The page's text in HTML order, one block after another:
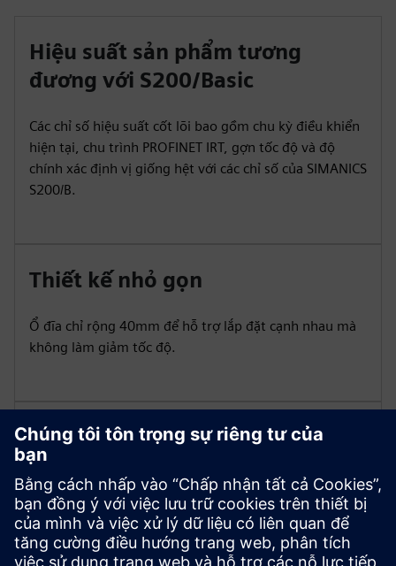
Hiệu suất sản phẩm tương
đương với S200/Basic
Các chỉ số hiệu suất cốt lõi bao gồm chu kỳ điều khiển
hiện tại, chu trình PROFINET IRT, gợn tốc độ và độ
chính xác định vị giống hệt với các chỉ số của SIMANICS
S200/B.
Thiết kế nhỏ gọn
Ổ đĩa chỉ rộng 40mm để hỗ trợ lắp đặt cạnh nhau mà
không làm giảm tốc độ.
Tương thích với nhiều loại động
cơ
S200C tương thích với động cơ 1FL1 và 1FL2. Các tùy
chọn bộ mã hóa bao gồm tuyệt đối một vòng 17 bit,
tuyệt đối một vòng 21 bit, tuyệt đối đa vòng 21 bit